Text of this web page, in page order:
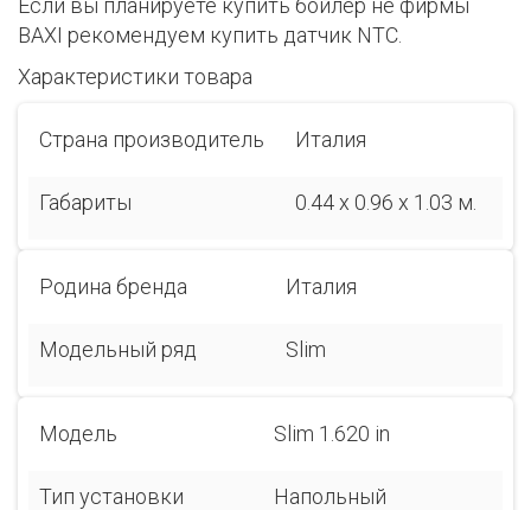
Если вы планируете купить бойлер не фирмы
BAXI рекомендуем купить датчик NTC.
Характеристики товара
Страна производитель Италия
Габариты 0.44 x 0.96 x 1.03 м.
Родина бренда Италия
Модельный ряд Slim
Модель Slim 1.620 in
Тип установки Напольный